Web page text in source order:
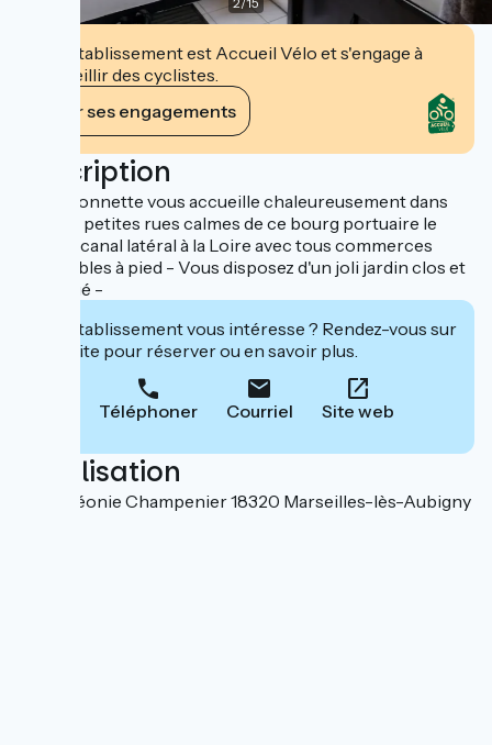
Cet établissement est Accueil Vélo et s'engage à
accueillir des cyclistes.
Voir ses engagements
Description
La Maisonnette vous accueille chaleureusement dans
une des petites rues calmes de ce bourg portuaire le
long du canal latéral à la Loire avec tous commerces
accessibles à pied - Vous disposez d'un joli jardin clos et
ombragé -
Cet établissement vous intéresse ? Rendez-vous sur
leur site pour réserver ou en savoir plus.
Téléphoner Courriel Site web
Localisation
4 Rue Léonie Champenier 18320 Marseilles-lès-Aubigny